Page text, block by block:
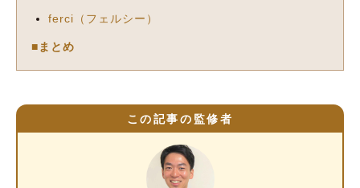
ferci（フェルシー）
■まとめ
この記事の監修者